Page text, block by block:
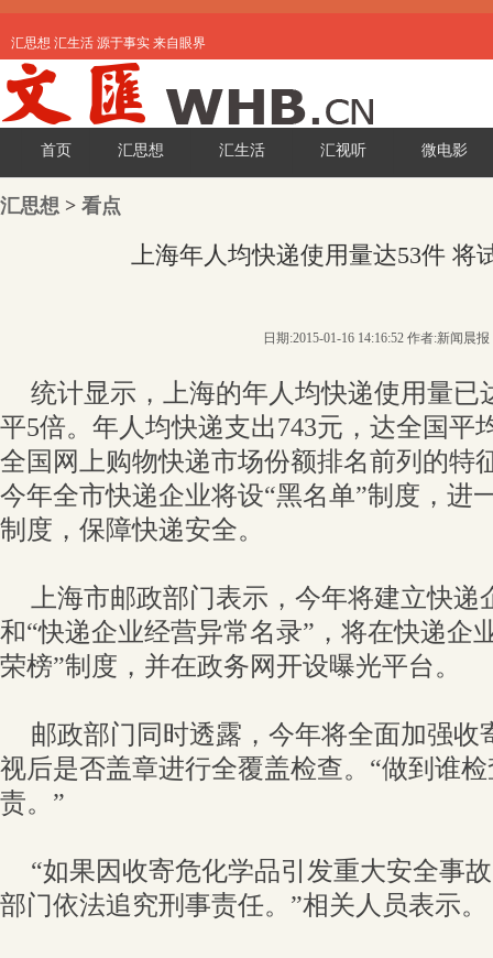
汇思想 汇生活 源于事实 来自眼界
首页 汇思想 汇生活 汇视听 微电影
汇思想 > 看点
上海年人均快递使用量达53件 将
日期:2015-01-16 14:16:52 作者:新闻晨报
统计显示，上海的年人均快递使用量已
平5倍。年人均快递支出743元，达全国平
全国网上购物快递市场份额排名前列的特
今年全市快递企业将设“黑名单”制度，进
制度，保障快递安全。
上海市邮政部门表示，今年将建立快
和“快递企业经营异常名录”，将在快递企
荣榜”制度，并在政务网开设曝光平台。
邮政部门同时透露，今年将全面加强收
视后是否盖章进行全覆盖检查。“做到谁
责。”
“如果因收寄危化学品引发重大安全事
部门依法追究刑事责任。”相关人员表示。